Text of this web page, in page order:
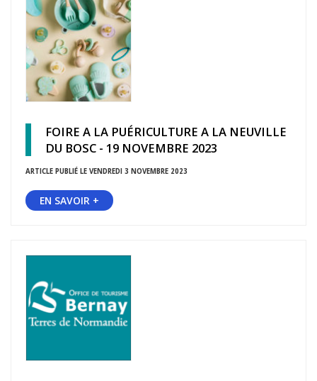
FOIRE A LA PUÉRICULTURE A LA NEUVILLE
DU BOSC - 19 NOVEMBRE 2023
ARTICLE PUBLIÉ LE VENDREDI 3 NOVEMBRE 2023
EN SAVOIR +